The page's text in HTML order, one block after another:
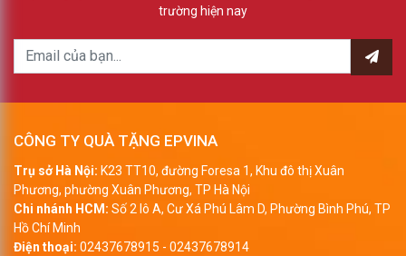
trường hiện nay
CÔNG TY QUÀ TẶNG EPVINA
Trụ sở Hà Nội: K23 TT10, đường Foresa 1, Khu đô thị Xuân
Phương, phường Xuân Phương, TP Hà Nội
Chi nhánh HCM: Số 2 lô A, Cư Xá Phú Lâm D, Phường Bình Phú, TP
Hồ Chí Minh
Điện thoại: 02437678915 - 02437678914